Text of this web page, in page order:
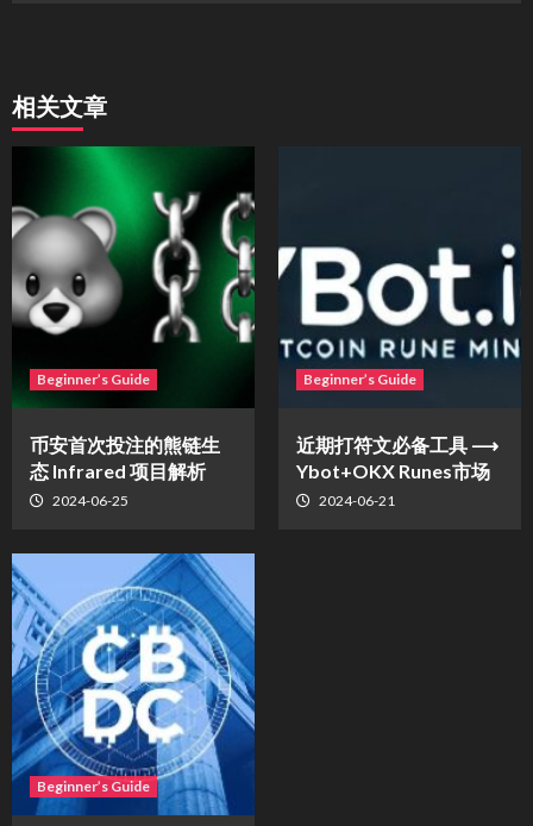
相关文章
Beginner’s Guide
币安首次投注的熊链生
态 Infrared 项目解析
2024-06-25
Beginner’s Guide
近期打符文必备工具 ⟶
Ybot+OKX Runes市场
2024-06-21
Beginner’s Guide